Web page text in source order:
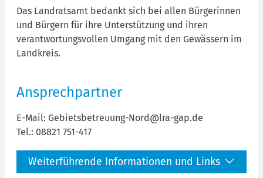
Das Landratsamt bedankt sich bei allen Bürgerinnen
und Bürgern für ihre Unterstützung und ihren
verantwortungsvollen Umgang mit den Gewässern im
Landkreis.
Ansprechpartner
E-Mail: Gebietsbetreuung-Nord@lra-gap.de
Tel.: 08821 751-417
Weiterführende Informationen und Links